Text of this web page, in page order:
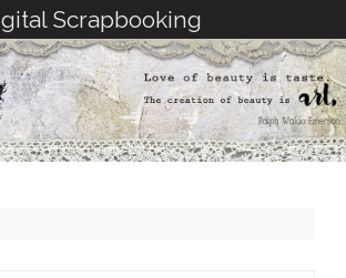
Scrapbooking